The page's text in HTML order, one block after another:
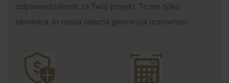
odpowiedzialność za Twój projekt. To nie tylko
obietnica, to nasza żelazna gwarancja uczciwości.